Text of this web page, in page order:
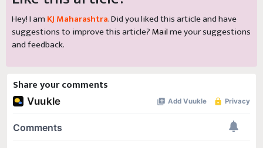
Hey! I amKJ Maharashtra. Did you liked this article and have
suggestions to improve this article?Mailme your suggestions
and feedback.